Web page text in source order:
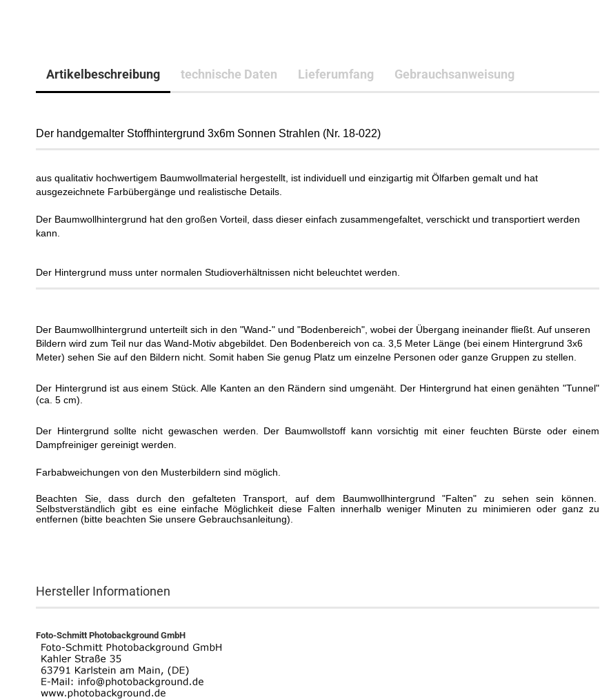
Artikelbeschreibung technische Daten Lieferumfang Gebrauchsanweisung
Der handgemalter Stoffhintergrund 3x6m Sonnen Strahlen (Nr. 18-022)
aus qualitativ hochwertigem Baumwollmaterial hergestellt, ist individuell und einzigartig mit Ölfarben gemalt und hat
ausgezeichnete Farbübergänge und realistische Details.
Der Baumwollhintergrund hat den großen Vorteil, dass dieser einfach zusammengefaltet, verschickt und transportiert werden
kann.
Der Hintergrund muss unter normalen Studioverhältnissen nicht beleuchtet werden.
Der Baumwollhintergrund unterteilt sich in den "Wand-" und "Bodenbereich", wobei der Übergang ineinander fließt. Auf unseren
Bildern wird zum Teil nur das Wand-Motiv abgebildet. Den Bodenbereich von ca. 3,5 Meter Länge (bei einem Hintergrund 3x6
Meter) sehen Sie auf den Bildern nicht. Somit haben Sie genug Platz um einzelne Personen oder ganze Gruppen zu stellen.
Der Hintergrund ist aus einem Stück. Alle Kanten an den Rändern sind umgenäht. Der Hintergrund hat einen genähten "Tunnel"
(ca. 5 cm).
Der Hintergrund sollte nicht gewaschen werden. Der Baumwollstoff kann vorsichtig mit einer feuchten Bürste oder einem
Dampfreiniger gereinigt werden.
Farbabweichungen von den Musterbildern sind möglich.
Beachten Sie, dass durch den gefalteten Transport, auf dem Baumwollhintergrund "Falten" zu sehen sein können.
Selbstverständlich gibt es eine einfache Möglichkeit diese Falten innerhalb weniger Minuten zu minimieren oder ganz zu
entfernen (bitte beachten Sie unsere Gebrauchsanleitung).
Hersteller Informationen
Foto-Schmitt Photobackground GmbH